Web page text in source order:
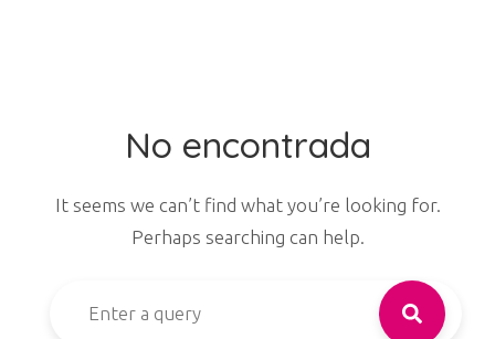
No encontrada
It seems we can’t find what you’re looking for.
Perhaps searching can help.